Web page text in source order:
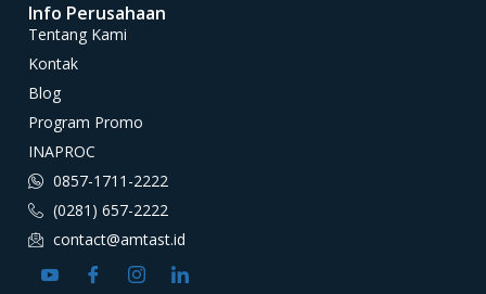
Info Perusahaan
Tentang Kami
Kontak
Blog
Program Promo
INAPROC
0857-1711-2222
(0281) 657-2222
contact@amtast.id